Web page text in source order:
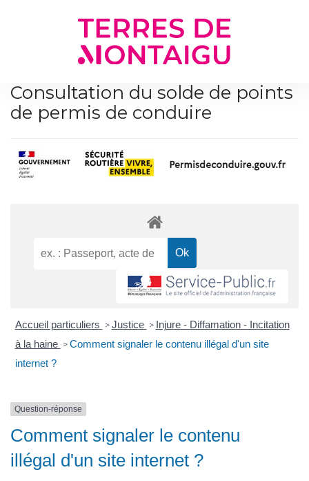
Consultation du solde de points
de permis de conduire
Accueil particuliers > Justice > Injure - Diffamation - Incitation
à la haine > Comment signaler le contenu illégal d'un site
internet ?
Question-réponse
Comment signaler le contenu
illégal d'un site internet ?